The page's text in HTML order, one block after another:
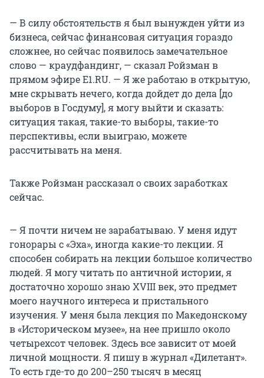
— В силу обстоятельств я был вынужден уйти из
бизнеса, сейчас финансовая ситуация гораздо
сложнее, но сейчас появилось замечательное
слово — краудфандинг, — сказал Ройзман в
прямом эфире E1.RU. — Я же работаю в открытую,
мне скрывать нечего, когда дойдет до дела [до
выборов в Госдуму], я могу выйти и сказать:
ситуация такая, такие-то выборы, такие-то
перспективы, если выиграю, можете
рассчитывать на меня.
Также Ройзман рассказал о своих заработках
сейчас.
— Я почти ничем не зарабатываю. У меня идут
гонорары с «Эха», иногда какие-то лекции. Я
способен собирать на лекции большое количество
людей. Я могу читать по античной истории, я
достаточно хорошо знаю XVIII век, это предмет
моего научного интереса и пристального
изучения. У меня была лекция по Македонскому
в «Историческом музее», на нее пришло около
четырехсот человек. Здесь все зависит от моей
личной мощности. Я пишу в журнал «Дилетант».
То есть где-то до 200–250 тысяч в месяц